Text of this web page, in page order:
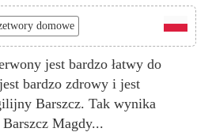
domowe
jest bardzo łatwy do
bardzo zdrowy i jest
Barszcz. Tak wynika
Magdy...